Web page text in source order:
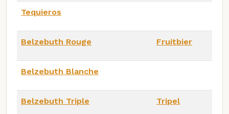
Tequieros
Belzebuth Rouge Fruitbier
Belzebuth Blanche
Belzebuth Triple Tripel